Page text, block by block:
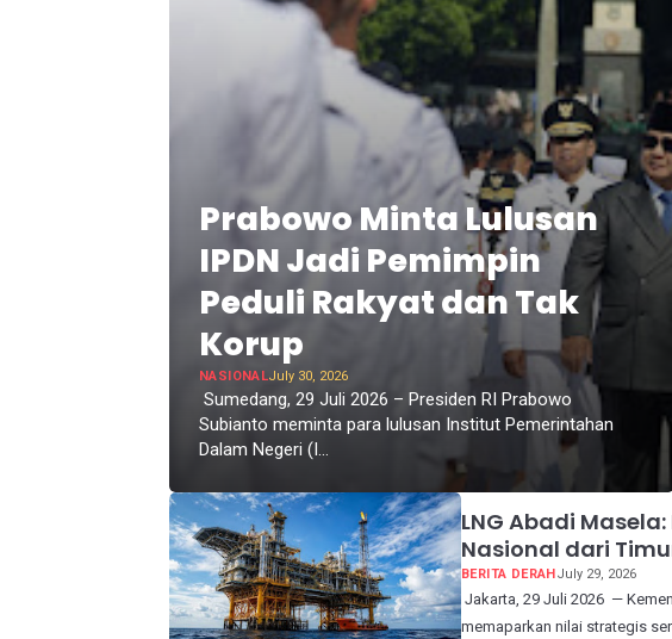
Prabowo Minta Lulusan
IPDN Jadi Pemimpin
Peduli Rakyat dan Tak
Korup
NASIONALJuly 30, 2026
Sumedang, 29 Juli 2026 – Presiden RI Prabowo
Subianto meminta para lulusan Institut Pemerintahan
Dalam Negeri (I...
LNG Abadi
Nasional dari
BERITA DERAH July 29, 2026
Jakarta, 29 Juli 2026 —
memaparkan nilai strategis